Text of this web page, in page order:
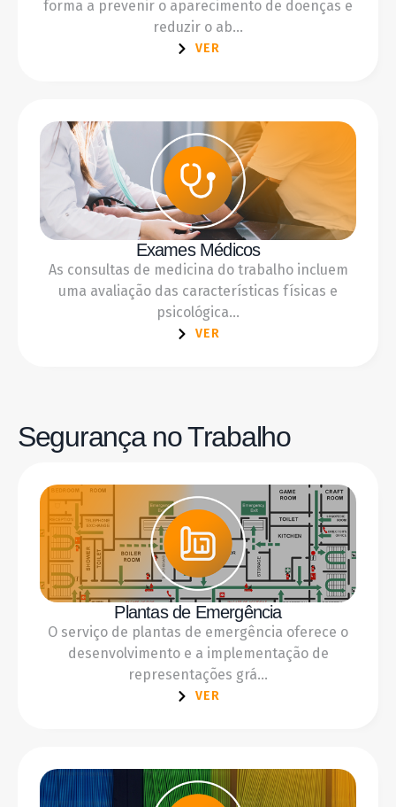
forma a prevenir o aparecimento de doenças e
reduzir o ab...
VER
Exames Médicos
As consultas de medicina do trabalho incluem
uma avaliação das características físicas e
psicológica...
VER
Segurança no Trabalho
Plantas de Emergência
O serviço de plantas de emergência oferece o
desenvolvimento e a implementação de
representações grá...
VER